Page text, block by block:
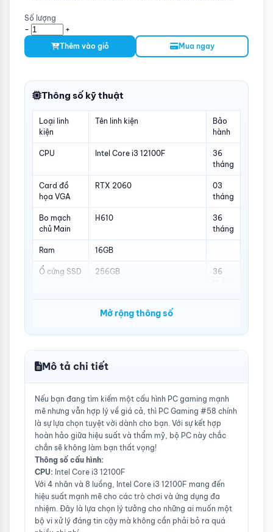
Số lượng
- +
Thêm vào giỏ Mua ngay
Thông số kỹ thuật
Loại linh
kiện
Tên linh kiện
Bảo
hành
CPU Intel Core i3 12100F
36
tháng
Card đồ
họa VGA
RTX 2060
03
tháng
Bo mạch
chủ Main
H610
36
tháng
Ram 16GB
Ổ cứng SSD 256GB
36
Tản nhiệt
Tản Nhiệt Khí Tomato
12
Mở rộng thông số
Mô tả chi tiết
Nếu bạn đang tìm kiếm một cấu hình PC gaming mạnh
mẽ nhưng vẫn hợp lý về giá cả, thì PC Gaming #58 chính
là sự lựa chọn tuyệt vời dành cho bạn. Với sự kết hợp
hoàn hảo giữa hiệu suất và thẩm mỹ, bộ PC này chắc
chắn sẽ không làm bạn thất vọng!
Thông số cấu hình:
CPU: Intel Core i3 12100F
Với 4 nhân và 8 luồng, Intel Core i3 12100F mang đến
hiệu suất mạnh mẽ cho các trò chơi và ứng dụng đa
nhiệm. Đây là lựa chọn lý tưởng cho những ai muốn một
bộ vi xử lý đáng tin cậy mà không cần phải bỏ ra quá